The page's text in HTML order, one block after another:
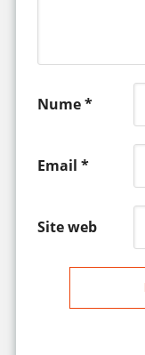
Nume*
Email *
Site web